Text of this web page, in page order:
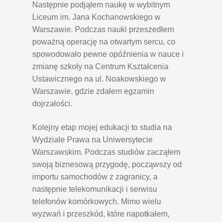
Następnie podjąłem naukę w wybitnym
Liceum im. Jana Kochanowskiego w
Warszawie. Podczas nauki przeszedłem
poważną operację na otwartym sercu, co
spowodowało pewne opóźnienia w nauce i
zmianę szkoły na Centrum Kształcenia
Ustawicznego na ul. Noakowskiego w
Warszawie, gdzie zdałem egzamin
dojrzałości.
Kolejny etap mojej edukacji to studia na
Wydziale Prawa na Uniwersytecie
Warszawskim. Podczas studiów zacząłem
swoją biznesową przygodę, począwszy od
importu samochodów z zagranicy, a
następnie telekomunikacji i serwisu
telefonów komórkowych. Mimo wielu
wyzwań i przeszkód, które napotkałem,